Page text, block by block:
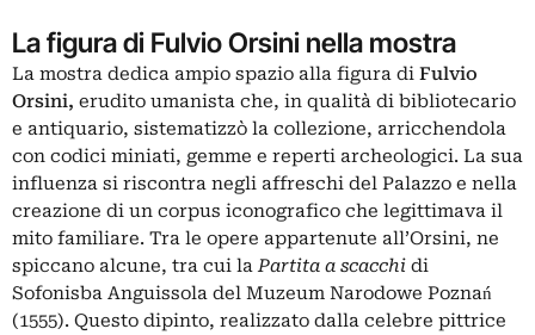
La figura di Fulvio Orsini nella mostra
La mostra dedica ampio spazio alla figura di Fulvio
Orsini, erudito umanista che, in qualità di bibliotecario
e antiquario, sistematizzò la collezione, arricchendola
con codici miniati, gemme e reperti archeologici. La sua
influenza si riscontra negli affreschi del Palazzo e nella
creazione di un corpus iconografico che legittimava il
mito familiare. Tra le opere appartenute all’Orsini, ne
spiccano alcune, tra cui laPartita a scacchi di
Sofonisba Anguissola del Muzeum Narodowe Poznań
(1555). Questo dipinto, realizzato dalla celebre pittrice